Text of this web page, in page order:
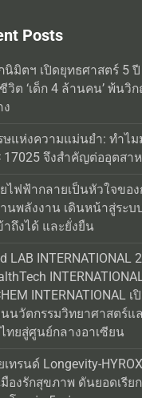
Posts
มิตฯ เปิดยุทธศาสตร์ 5 ปี
ต ‘เด็ก 4 ล้านคน’ พ้นวิ
ง
ษแห่งความแม่นยำ: ทำไ
17025 จึงสำคัญต่ออุตสา
ไฟฟ้ากลายเป็นหัวใจของ
นพลังงาน เดินหน้าสู่ระบ
าถึงได้ และยั่งยืน
LAB INTERNATIONAL
INTERNATIONAL เ
นวัตกรรมวิทยาศาสตร์แ
ทยสู่ศูนย์กลางอาเซียน
เทรนด์ Longevity-
องรักสุขภาพ ดันยอดเรีย